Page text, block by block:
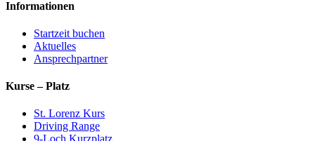
Informationen
Startzeit buchen
Aktuelles
Ansprechpartner
Kurse – Platz
St. Lorenz Kurs
Driving Range